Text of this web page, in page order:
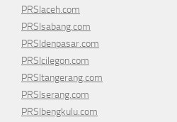
PRSIaceh.com
PRSIsabang.com
PRSIdenpasar.com
PRSIcilegon.com
PRSItangerang.com
PRSIserang.com
PRSIbengkulu.com